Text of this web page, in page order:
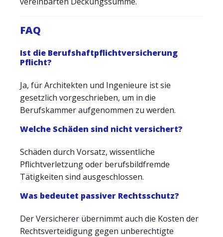
FAQ
Ist die Berufshaftpflichtversicherung
Pflicht?
Ja, für Architekten und Ingenieure ist sie
gesetzlich vorgeschrieben, um in die
Berufskammer aufgenommen zu werden.
Welche Schäden sind nicht versichert?
Schäden durch Vorsatz, wissentliche
Pflichtverletzung oder berufsbildfremde
Tätigkeiten sind ausgeschlossen.
Was bedeutet passiver Rechtsschutz?
Der Versicherer übernimmt auch die Kosten der
Rechtsverteidigung gegen unberechtigte